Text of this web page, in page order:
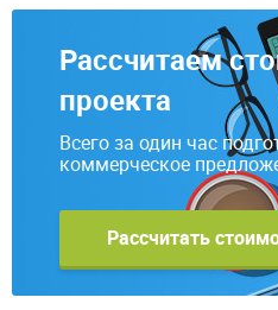
Рассчитаем
проекта
Всего за один час
коммерческое
Рассчитать